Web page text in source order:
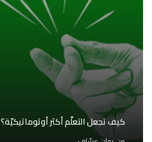
كيف تجعل التعلّم أكثر أوتوماتيكيّة؟